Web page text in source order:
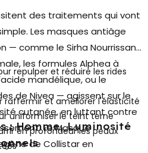
des traitements qui vont
Les masques antiâge
— comme le Sirha Nourrissant
les formules Alphea à
mandélique, ou le
de Nivea — agissent sur le
cutanée, en luttant contre
Le Masque
de Collistar en
repulper et réduire les rides
raffermir et améliorer l'élasticité
uniformiser le teint terne
en profondeur les peaux
: Homme, Luminosité